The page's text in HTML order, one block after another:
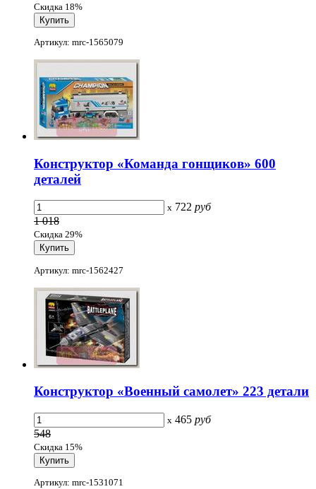
Скидка 18%
Артикул: mrc-1565079
Конструктор «Команда гонщиков» 600
деталей
x 722 руб
1 018
Скидка 29%
Артикул: mrc-1562427
Конструктор «Военный самолет» 223 детали
x 465 руб
548
Скидка 15%
Артикул: mrc-1531071